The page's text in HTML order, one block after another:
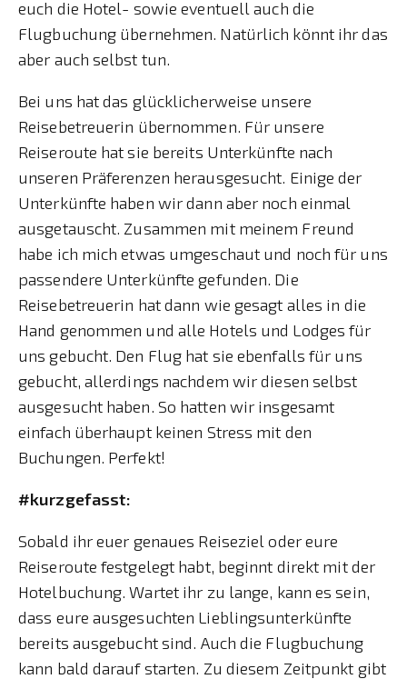
euch die Hotel- sowie eventuell auch die
Flugbuchung übernehmen. Natürlich könnt ihr das
aber auch selbst tun.
Bei uns hat das glücklicherweise unsere
Reisebetreuerin übernommen. Für unsere
Reiseroute hat sie bereits Unterkünfte nach
unseren Präferenzen herausgesucht. Einige der
Unterkünfte haben wir dann aber noch einmal
ausgetauscht. Zusammen mit meinem Freund
habe ich mich etwas umgeschaut und noch für uns
passendere Unterkünfte gefunden. Die
Reisebetreuerin hat dann wie gesagt alles in die
Hand genommen und alle Hotels und Lodges für
uns gebucht. Den Flug hat sie ebenfalls für uns
gebucht, allerdings nachdem wir diesen selbst
ausgesucht haben. So hatten wir insgesamt
einfach überhaupt keinen Stress mit den
Buchungen. Perfekt!
#kurzgefasst:
Sobald ihr euer genaues Reiseziel oder eure
Reiseroute festgelegt habt, beginnt direkt mit der
Hotelbuchung. Wartet ihr zu lange, kann es sein,
dass eure ausgesuchten Lieblingsunterkünfte
bereits ausgebucht sind. Auch die Flugbuchung
kann bald darauf starten. Zu diesem Zeitpunkt gibt